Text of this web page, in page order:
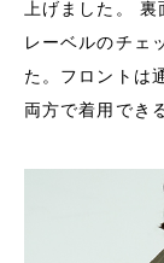
上げました。
レーベルのチェ
た。フロントは
両方で着用でき